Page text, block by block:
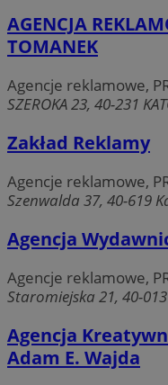
AGENCJA
TOMANEK
Agencje reklamowe,
SZEROKA 23, 40-231
Zakład Reklamy
Agencje reklamowe,
Szenwalda 37, 40-619
Agencja
Agencje reklamowe,
Staromiejska 21, 40-
Agencja
Adam E. Wajda